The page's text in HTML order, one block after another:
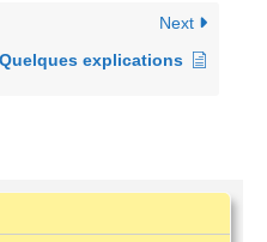
Next
explications